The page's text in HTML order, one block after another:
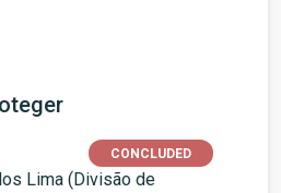
CONCLUDED
Lima (Divisão de